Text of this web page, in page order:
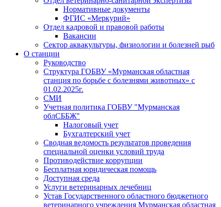
Нормативные документы
ФГИС «Меркурий»
Отдел кадровой и правовой работы
Вакансии
Сектор аквакультуры, физиологии и болезней рыб
О станции
Руководство
Структура ГОБВУ «Мурманская областная
станция по борьбе с болезнями животных» c
01.02.2025г.
СМИ
Учетная политика ГОБВУ "Мурманская
облСББЖ"
Налоговый учет
Бухгалтерский учет
Сводная ведомость результатов проведения
специальной оценки условий труда
Противодействие коррупции
Бесплатная юридическая помощь
Доступная среда
Услуги ветеринарных лечебниц
Устав Государственного областного бюджетного
ветеринарного учреждения Мурманская областная